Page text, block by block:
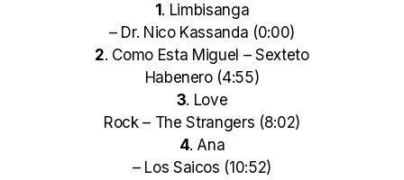
1 . Limbisanga
– Dr. Nico Kassanda (0:00)
2. Como Esta Miguel – Sexteto
Habenero (4:55)
3. Love
Rock – The Strangers (8:02)
4. Ana
– Los Saicos (10:52)